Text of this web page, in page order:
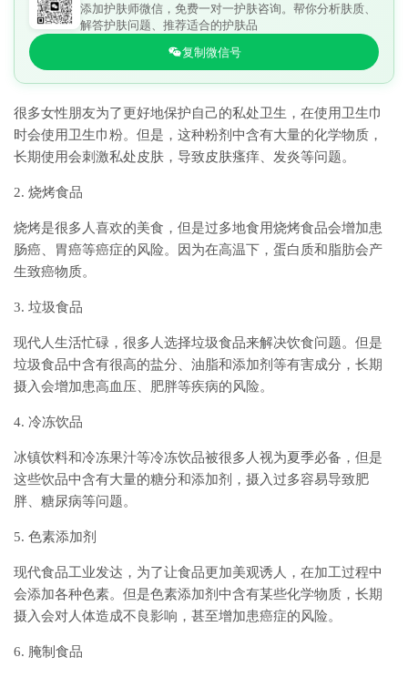
添加护肤师微信，免费一对一护肤咨询。帮你分析肤质、
解答护肤问题、推荐适合的护肤品
复制微信号
很多女性朋友为了更好地保护自己的私处卫生，在使用卫生巾
时会使用卫生巾粉。但是，这种粉剂中含有大量的化学物质，
长期使用会刺激私处皮肤，导致皮肤瘙痒、发炎等问题。
2. 烧烤食品
烧烤是很多人喜欢的美食，但是过多地食用烧烤食品会增加患
肠癌、胃癌等癌症的风险。因为在高温下，蛋白质和脂肪会产
生致癌物质。
3. 垃圾食品
现代人生活忙碌，很多人选择垃圾食品来解决饮食问题。但是
垃圾食品中含有很高的盐分、油脂和添加剂等有害成分，长期
摄入会增加患高血压、肥胖等疾病的风险。
4. 冷冻饮品
冰镇饮料和冷冻果汁等冷冻饮品被很多人视为夏季必备，但是
这些饮品中含有大量的糖分和添加剂，摄入过多容易导致肥
胖、糖尿病等问题。
5. 色素添加剂
现代食品工业发达，为了让食品更加美观诱人，在加工过程中
会添加各种色素。但是色素添加剂中含有某些化学物质，长期
摄入会对人体造成不良影响，甚至增加患癌症的风险。
6. 腌制食品